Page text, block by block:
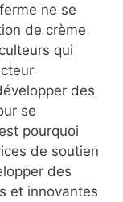
ne se
de crème
qui
des
se
pourquoi
de soutien
des
et innovantes